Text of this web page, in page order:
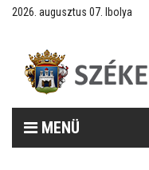
2026. augusztus 07. Ibolya
MENÜ